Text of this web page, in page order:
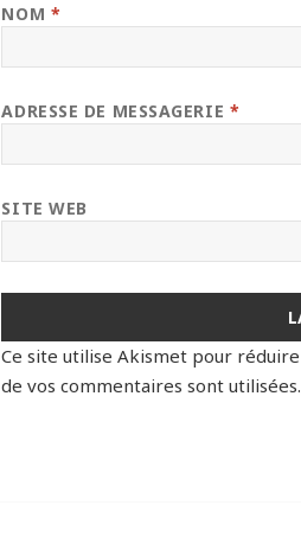
NOM *
ADRESSE DE MESSAGERIE *
SITE WEB
Ce site utilise Akismet pour
de vos commentaires sont utilisées.